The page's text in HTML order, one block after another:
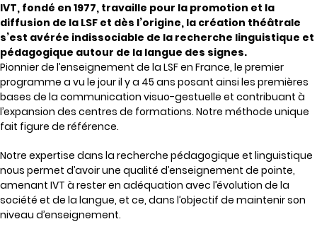
IVT, fondé en 1977, travaille pour la promotion et la
diffusion de la LSF et dès l’origine, la création théâtrale
s’est avérée indissociable de la recherche linguistique et
pédagogique autour de la langue des signes.
Pionnier de l’enseignement de la LSF en France, le premier
programme a vu le jour il y a 45 ans posant ainsi les premières
bases de la communication visuo-gestuelle et contribuant à
l’expansion des centres de formations. Notre méthode unique
fait figure de référence.
Notre expertise dans la recherche pédagogique et linguistique
nous permet d’avoir une qualité d’enseignement de pointe,
amenant IVT à rester en adéquation avec l’évolution de la
société et de la langue, et ce, dans l’objectif de maintenir son
niveau d’enseignement.